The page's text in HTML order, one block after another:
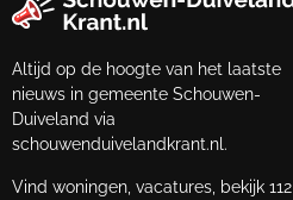
Altijd op de hoogte van het laatste
nieuws in gemeente Schouwen-
Duiveland via
schouwenduivelandkrant.nl.
Vind woningen, vacatures, bekijk 112